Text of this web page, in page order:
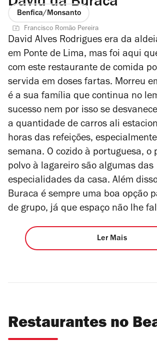
Benfica/Monsanto
Francisco Romão Pereira
David Alves Rodrigues era da
em Ponte de Lima, mas foi aqui
com este restaurante de comida
servida em doses fartas. Morreu
é a sua família que continua no
sucesso nem por isso se
a quantidade de carros ali
horas das refeições,
semana. O cozido à portuguesa, o
polvo à lagareiro são algumas das
especialidades da casa. Além
Buraca é sempre uma boa opção
de grupo, já que espaço não lhe
Ler Mais
Restaurantes no